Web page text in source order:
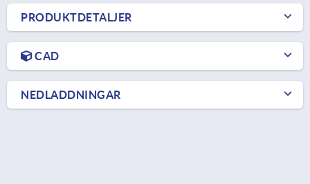
PRODUKTDETALJER
CAD
NEDLADDNINGAR